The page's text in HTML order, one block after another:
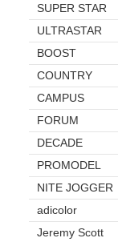
SUPER STAR
ULTRASTAR
BOOST
COUNTRY
CAMPUS
FORUM
DECADE
PROMODEL
NITE JOGGER
adicolor
Jeremy Scott